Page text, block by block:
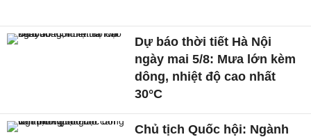
Dự báo thời tiết Hà Nội
ngày mai 5/8: Mưa lớn kèm
dông, nhiệt độ cao nhất
30°C
Chủ tịch Quốc hội: Ngành